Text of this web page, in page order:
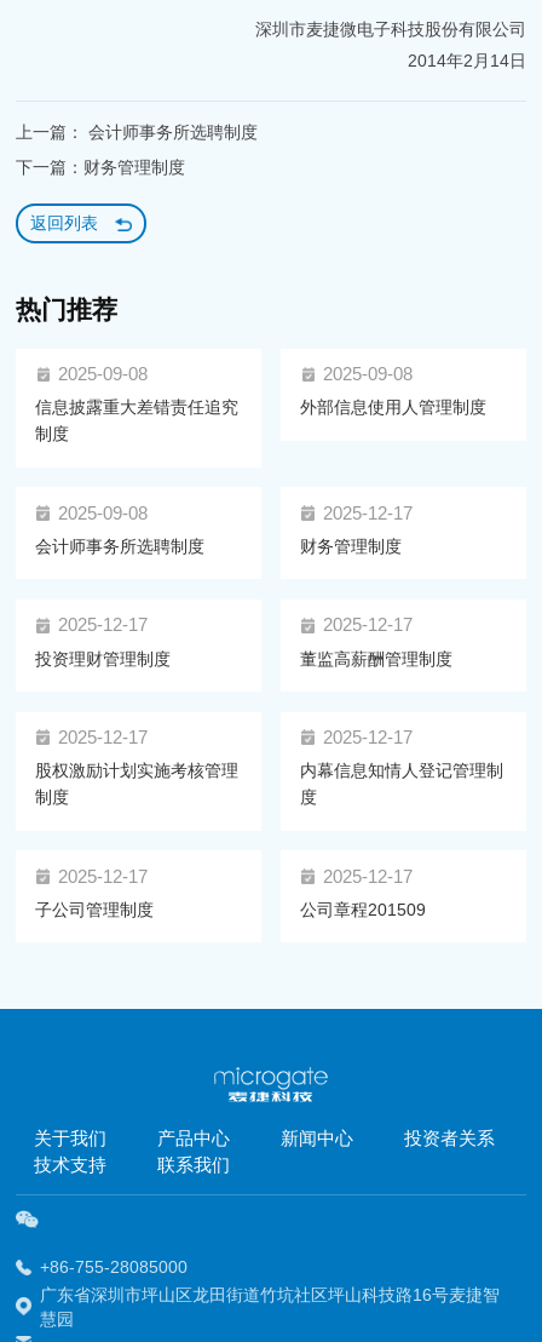
深圳市麦捷微电子科技股份有限公司
2014年2月14日
上一篇： 会计师事务所选聘制度
下一篇：财务管理制度
返回列表
热门推荐
2025-09-08
信息披露重大差错责任追究
制度
2025-09-08
外部信息使用人管理制度
2025-09-08
会计师事务所选聘制度
2025-12-17
财务管理制度
2025-12-17
投资理财管理制度
2025-12-17
董监高薪酬管理制度
2025-12-17
股权激励计划实施考核管理
制度
2025-12-17
内幕信息知情人登记管理制
度
2025-12-17
子公司管理制度
2025-12-17
公司章程201509
关于我们 产品中心 新闻中心
投资者关系
技术支持
联系我们
+86-755-28085000
广东省深圳市坪山区龙田街道竹坑社区坪山科技路16号麦捷智
慧园